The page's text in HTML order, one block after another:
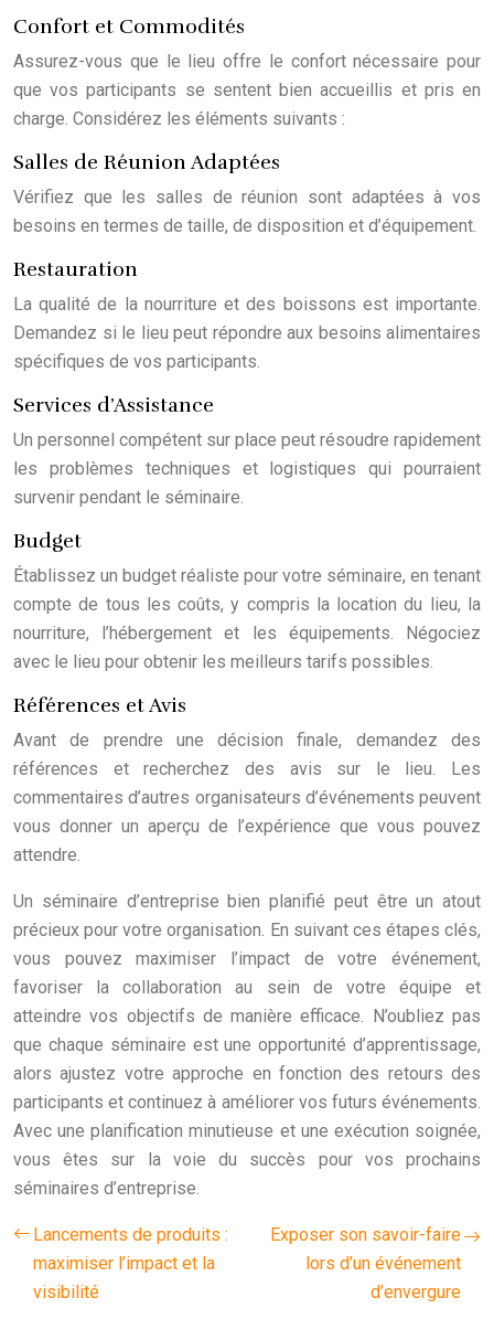
Confort et Commodités
Assurez-vous que le lieu offre le confort nécessaire pour
que vos participants se sentent bien accueillis et pris en
charge. Considérez les éléments suivants :
Salles de Réunion Adaptées
Vérifiez que les salles de réunion sont adaptées à vos
besoins en termes de taille, de disposition et d’équipement.
Restauration
La qualité de la nourriture et des boissons est importante.
Demandez si le lieu peut répondre aux besoins alimentaires
spécifiques de vos participants.
Services d’Assistance
Un personnel compétent sur place peut résoudre rapidement
les problèmes techniques et logistiques qui pourraient
survenir pendant le séminaire.
Budget
Établissez un budget réaliste pour votre séminaire, en tenant
compte de tous les coûts, y compris la location du lieu, la
nourriture, l’hébergement et les équipements. Négociez
avec le lieu pour obtenir les meilleurs tarifs possibles.
Références et Avis
Avant de prendre une décision finale, demandez des
références et recherchez des avis sur le lieu. Les
commentaires d’autres organisateurs d’événements peuvent
vous donner un aperçu de l’expérience que vous pouvez
attendre.
Un séminaire d’entreprise bien planifié peut être un atout
précieux pour votre organisation. En suivant ces étapes clés,
vous pouvez maximiser l’impact de votre événement,
favoriser la collaboration au sein de votre équipe et
atteindre vos objectifs de manière efficace. N’oubliez pas
que chaque séminaire est une opportunité d’apprentissage,
alors ajustez votre approche en fonction des retours des
participants et continuez à améliorer vos futurs événements.
Avec une planification minutieuse et une exécution soignée,
vous êtes sur la voie du succès pour vos prochains
séminaires d’entreprise.
Lancements de produits :
maximiser l’impact et la
visibilité
Exposer son savoir-faire
lors d’un événement
d’envergure